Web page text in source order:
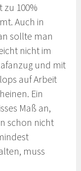
zu 100%
Auch in
sollte man
nicht im
und mit
auf Arbeit
Ein
Maß an,
schon nicht
muss